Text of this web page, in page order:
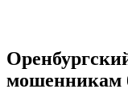
мошенникам